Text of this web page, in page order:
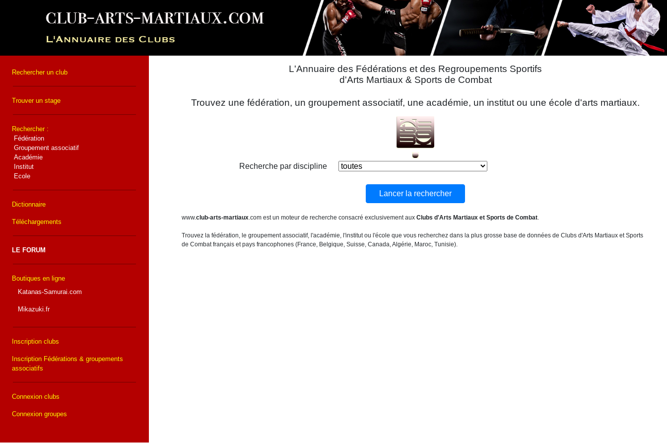
Rechercher un club
Trouver un stage
Rechercher :
Fédération
Groupement associatif
Académie
Institut
Ecole
Dictionnaire
Téléchargements
LE FORUM
Boutiques en ligne
Katanas-Samurai.com
Mikazuki.fr
Inscription clubs
Inscription Fédérations & groupements
associatifs
Connexion clubs
Connexion groupes
L'Annuaire des Fédérations et des Regroupements Sportifs
d'Arts Martiaux & Sports de Combat
Trouvez une fédération, un groupement associatif, une académie, un institut ou une école d'arts martiaux.
Recherche par discipline
www.club-arts-martiaux.com est un moteur de recherche consacré exclusivement aux Clubs d'Arts Martiaux et Sports de Combat.
Trouvez la fédération, le groupement associatif, l'académie, l'institut ou l'école que vous recherchez dans la plus grosse base de données de Clubs d'Arts Martiaux et Sports
de Combat français et pays francophones (France, Belgique, Suisse, Canada, Algérie, Maroc, Tunisie).